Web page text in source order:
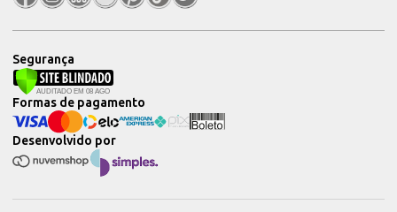
Segurança
Desenvolvido por
Formas de pagamento